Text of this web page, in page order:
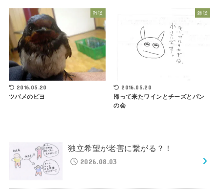
雑談
2016.05.20
ツバメのピヨ
雑談
2016.05.20
帰って来たワインとチーズとパン
の会
独立希望が老害に繋がる？！
2026.08.03